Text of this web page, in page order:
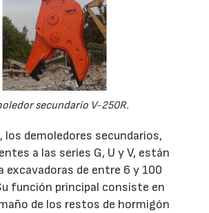
secundario V-250R.
los demoledores secundarios,
a las series G, U y V, están
excavadoras de entre 6 y 100
función principal consiste en
de los restos de hormigón